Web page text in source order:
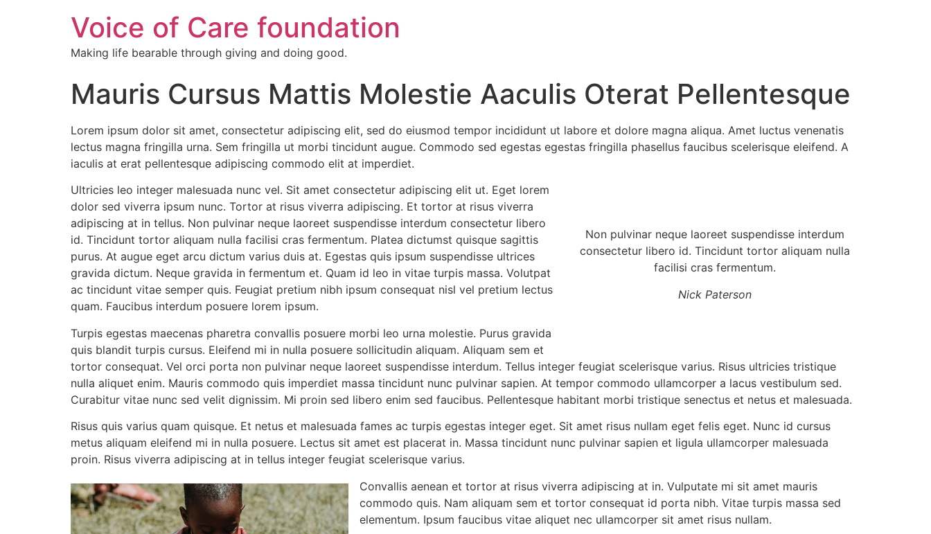
Voice of Care foundation
Making life bearable through giving and doing good.
Mauris Cursus Mattis Molestie Aaculis Oterat Pellentesque
Lorem ipsum dolor sit amet, consectetur adipiscing elit, sed do eiusmod tempor incididunt ut labore et dolore magna aliqua. Amet luctus venenatis
lectus magna fringilla urna. Sem fringilla ut morbi tincidunt augue. Commodo sed egestas egestas fringilla phasellus faucibus scelerisque eleifend. A
iaculis at erat pellentesque adipiscing commodo elit at imperdiet.
Non pulvinar neque laoreet suspendisse interdum
consectetur libero id. Tincidunt tortor aliquam nulla
facilisi cras fermentum.
Nick Paterson
Ultricies leo integer malesuada nunc vel. Sit amet consectetur adipiscing elit ut. Eget lorem
dolor sed viverra ipsum nunc. Tortor at risus viverra adipiscing. Et tortor at risus viverra
adipiscing at in tellus. Non pulvinar neque laoreet suspendisse interdum consectetur libero
id. Tincidunt tortor aliquam nulla facilisi cras fermentum. Platea dictumst quisque sagittis
purus. At augue eget arcu dictum varius duis at. Egestas quis ipsum suspendisse ultrices
gravida dictum. Neque gravida in fermentum et. Quam id leo in vitae turpis massa. Volutpat
ac tincidunt vitae semper quis. Feugiat pretium nibh ipsum consequat nisl vel pretium lectus
quam. Faucibus interdum posuere lorem ipsum.
Turpis egestas maecenas pharetra convallis posuere morbi leo urna molestie. Purus gravida
quis blandit turpis cursus. Eleifend mi in nulla posuere sollicitudin aliquam. Aliquam sem et
tortor consequat. Vel orci porta non pulvinar neque laoreet suspendisse interdum. Tellus integer feugiat scelerisque varius. Risus ultricies tristique
nulla aliquet enim. Mauris commodo quis imperdiet massa tincidunt nunc pulvinar sapien. At tempor commodo ullamcorper a lacus vestibulum sed.
Curabitur vitae nunc sed velit dignissim. Mi proin sed libero enim sed faucibus. Pellentesque habitant morbi tristique senectus et netus et malesuada.
Risus quis varius quam quisque. Et netus et malesuada fames ac turpis egestas integer eget. Sit amet risus nullam eget felis eget. Nunc id cursus
metus aliquam eleifend mi in nulla posuere. Lectus sit amet est placerat in. Massa tincidunt nunc pulvinar sapien et ligula ullamcorper malesuada
proin. Risus viverra adipiscing at in tellus integer feugiat scelerisque varius.
Convallis aenean et tortor at risus viverra adipiscing at in. Vulputate mi sit amet mauris
commodo quis. Nam aliquam sem et tortor consequat id porta nibh. Vitae turpis massa sed
elementum. Ipsum faucibus vitae aliquet nec ullamcorper sit amet risus nullam.